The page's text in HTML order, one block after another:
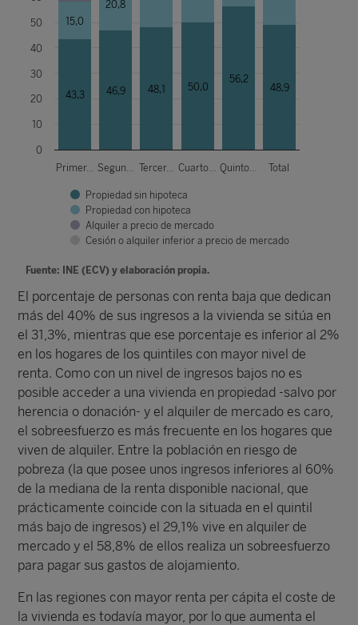
Fuente: INE (ECV) y elaboración propia.
15,0
20,8
43,3 46,9 48,1 50,0
56,2
48,9
Propiedad sin hipoteca
Propiedad con hipoteca
Alquiler a precio de mercado
Cesión o alquiler inferior a precio de mercado
Primer… Segun… Tercer… Cuarto… Quinto… Total
0
10
20
30
40
50
El porcentaje de personas con renta baja que dedican
más del 40% de sus ingresos a la vivienda se sitúa en
el 31,3%, mientras que ese porcentaje es inferior al 2%
en los hogares de los quintiles con mayor nivel de
renta. Como con un nivel de ingresos bajos no es
posible acceder a una vivienda en propiedad -salvo por
herencia o donación- y el alquiler de mercado es caro,
el sobreesfuerzo es más frecuente en los hogares que
viven de alquiler. Entre la población en riesgo de
pobreza (la que posee unos ingresos inferiores al 60%
de la mediana de la renta disponible nacional, que
prácticamente coincide con la situada en el quintil
más bajo de ingresos) el 29,1% vive en alquiler de
mercado y el 58,8% de ellos realiza un sobreesfuerzo
para pagar sus gastos de alojamiento.
En las regiones con mayor renta per cápita el coste de
la vivienda es todavía mayor, por lo que aumenta el